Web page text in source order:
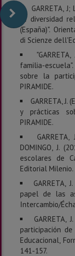
GARRETA, J;
la diversidad
(España)".
di Scienze
familia-
sobre la
PIRAMIDE.
GARRETA, J.
y prácticas
PIRAMIDE.
DOMINGO, J.
escolares de
Editorial Milenio.
GARRETA,
papel de las
Intercambio/
GARRETA,
participación
Educacional,
141-157.